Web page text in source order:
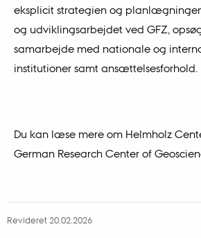
eksplicit strategien og
og udviklingsarbejdet ved GFZ,
samarbejde med nationale og
institutioner samt ansættelsesforhold.
Du kan læse mere om Helmholz
German Research Center of
Revideret 20.02.2026